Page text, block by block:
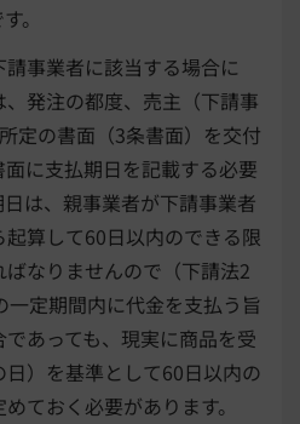
。
事業者に該当する場合に
発注の都度、売主（下請事
定の書面（3条書面）を交付
に支払期日を記載する必要
は、親事業者が下請事業者
算して60日以内のできる限
なりませんので（下請法2
定期間内に代金を支払う旨
あっても、現実に商品を受
）を基準として60日以内の
ておく必要があります。